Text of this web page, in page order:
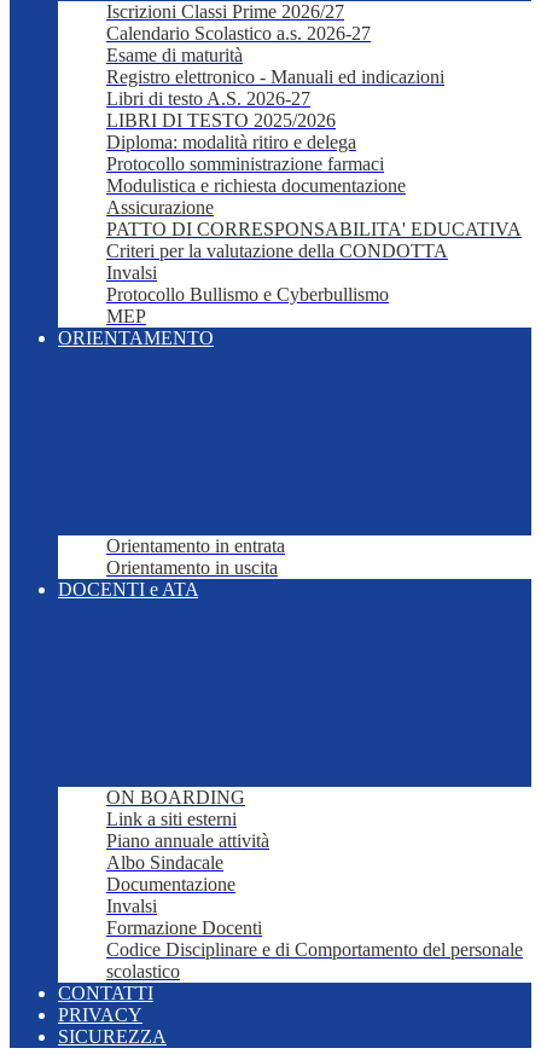
Iscrizioni Classi Prime 2026/27
Calendario Scolastico a.s. 2026-27
Esame di maturità
Registro elettronico - Manuali ed indicazioni
Libri di testo A.S. 2026-27
LIBRI DI TESTO 2025/2026
Diploma: modalità ritiro e delega
Protocollo somministrazione farmaci
Modulistica e richiesta documentazione
Assicurazione
PATTO DI CORRESPONSABILITA' EDUCATIVA
Criteri per la valutazione della CONDOTTA
Invalsi
Protocollo Bullismo e Cyberbullismo
MEP
ORIENTAMENTO
Orientamento in entrata
Orientamento in uscita
DOCENTI e ATA
ON BOARDING
Link a siti esterni
Piano annuale attività
Albo Sindacale
Documentazione
Invalsi
Formazione Docenti
Codice Disciplinare e di Comportamento del personale
scolastico
CONTATTI
PRIVACY
SICUREZZA